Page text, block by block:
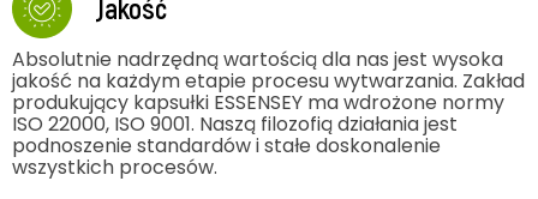
Jakość
Absolutnie nadrzędną wartością dla nas jest wysoka
jakość na każdym etapie procesu wytwarzania. Zakład
produkujący kapsułki ESSENSEY ma wdrożone normy
ISO 22000, ISO 9001. Naszą filozofią działania jest
podnoszenie standardów i stałe doskonalenie
wszystkich procesów.